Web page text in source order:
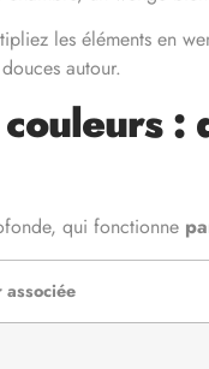
les éléments en
autour.
:
qui fonctionne
associée